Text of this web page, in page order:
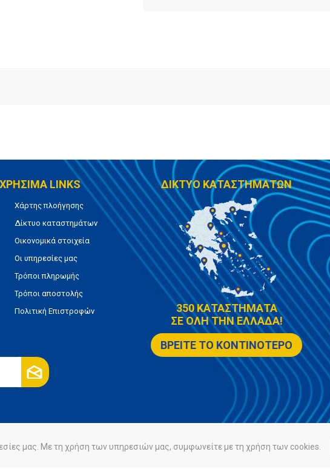
ΧΡΗΣΙΜΑ LINKS
Χάρτης πλοήγησης
Δίκτυο καταστημάτων
Οικονομικά στοιχεία
Οι υπηρεσίες μας
Τρόποι πληρωμής
Τρόποι αποστολής
Πολιτική Επιστροφών
ΔΙΚΤΥΟ ΚΑΤΑΣΤΗΜΑΤΩΝ
350 ΚΑΤΑΣΤΗΜΑΤΑ
ΣΕ ΟΛΗ ΤΗΝ ΕΛΛΑΔΑ!
ΒΡΕΙΤΕ ΤΟ ΚΟΝΤΙΝΟΤΕΡΟ
Πολιτική Cookies
μας. Με τη χρήση των υπηρεσιών μας, συμφωνείτε με τη χρήση των cookies.